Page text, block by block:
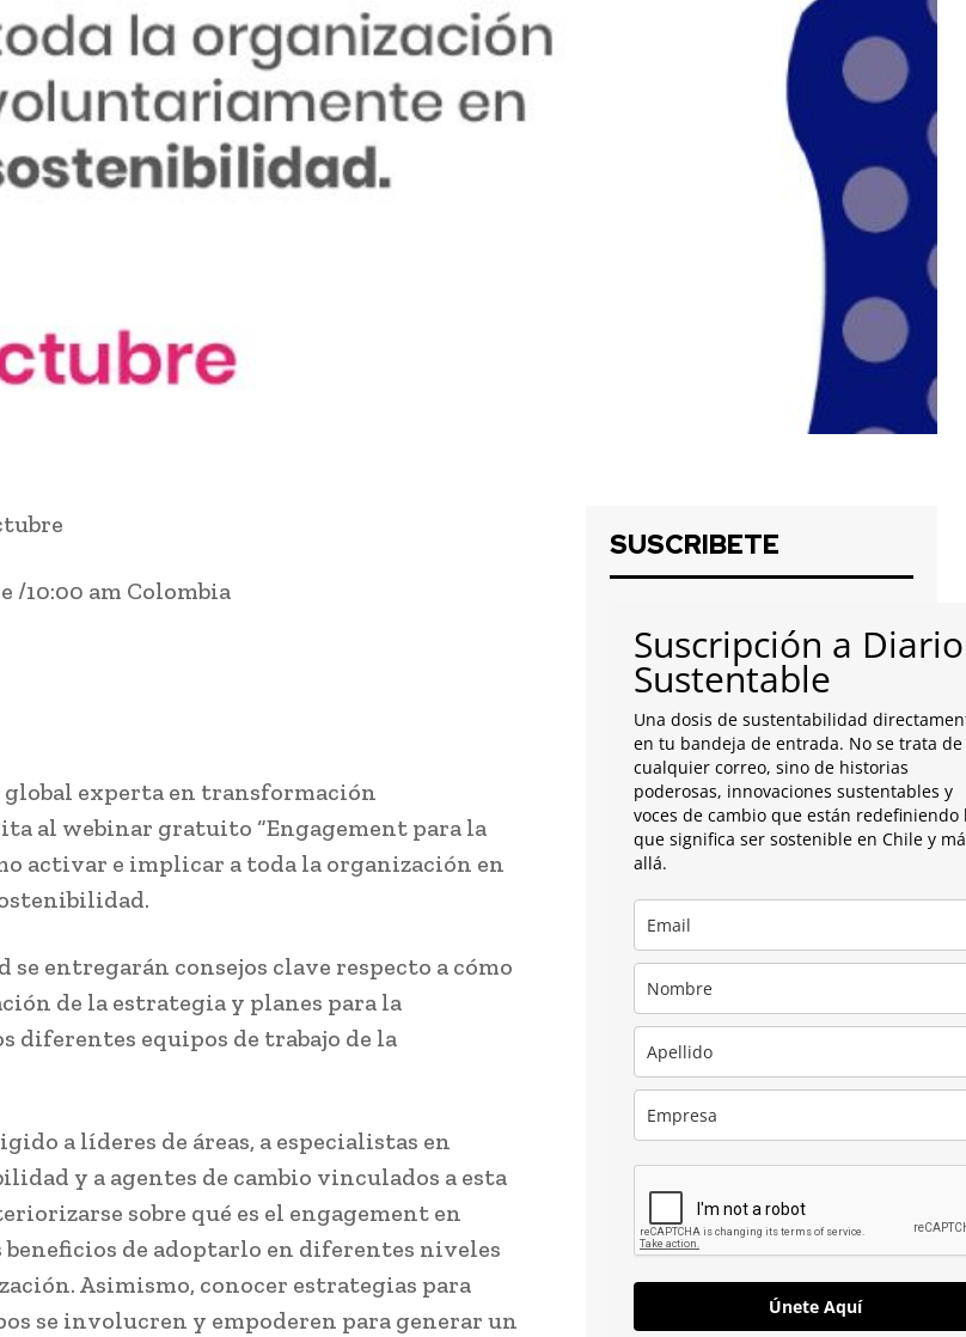
/10:00 am Colombia
experta en transformación
al webinar gratuito “Engagement para la
activar e implicar a toda la organización en
se entregarán consejos clave respecto a cómo
de la estrategia y planes para la
diferentes equipos de trabajo de la
a líderes de áreas, a especialistas en
y a agentes de cambio vinculados a esta
sobre qué es el engagement en
de adoptarlo en diferentes niveles
Asimismo, conocer estrategias para
se involucren y empoderen para generar un
SUSCRIBETE
Suscripción a Diario
Sustentable
Una dosis de sustentabilidad
en tu bandeja de entrada. No se trata de
cualquier correo, sino de historias
poderosas, innovaciones sustentables y
voces de cambio que están redefiniendo
que significa ser sostenible en Chile y
allá.
Únete Aquí